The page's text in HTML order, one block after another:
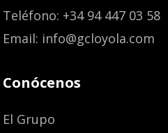
Teléfono: +34 94 447 03 58
Email: info@gcloyola.com
Conócenos
El Grupo